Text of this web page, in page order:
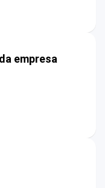
empresa